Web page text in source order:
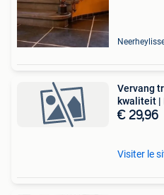
Vervang
kwaliteit |
€ 29,96
Visiter le